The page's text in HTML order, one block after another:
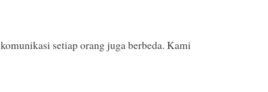
setiap orang juga berbeda. Kami